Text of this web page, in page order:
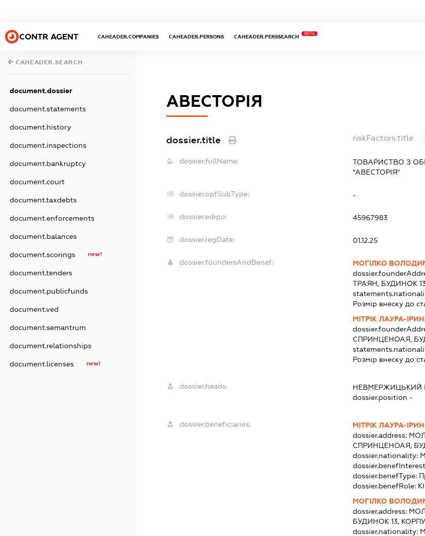
CONTR AGENT CAHEADER.COMPANIES CAHEADER.PERSONS CAHEADER.PERSSEARCH
BETA
CAHEADER.SEARCH
document.dossier
document.statements
document.history
document.inspections
document.bankruptcy
document.court
document.taxdebts
document.enforcements
document.balances
document.scorings new!
document.tenders
document.publicfunds
document.ved
document.semantrum
document.relationships
document.licenses new!
АВЕСТОРІЯ
dossier.title riskFactors.title
dossier.fullName:
ТОВАРИСТВО З
"АВЕСТОРІЯ"
dossier.opfSubType: -
dossier.edrpo: 45967983
dossier.regDate: 01.12.25
dossier.foundersAndBenef:
МОГІЛКО
ТРАЯН, БУДИНОК
Розмір внеску до
МІТРІК ЛАУРА-
СПРИНЦЕНОАЯ,
Розмір внеску до
dossier.heads: НЕВМЕРЖИЦЬКИЙ
dossier.position -
dossier.beneficiaries:
МІТРІК ЛАУРА-
dossier.address:
СПРИНЦЕНОАЯ,
dossier.nationality:
dossier.benefType:
dossier.benefRole:
МОГІЛКО
dossier.address:
БУДИНОК 13,
dossier.nationality: